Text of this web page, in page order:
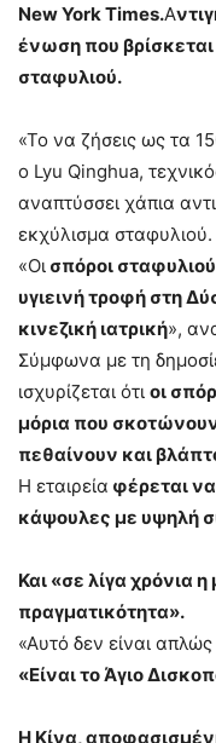
New York Times.Α
ένωση που
σταφυλιού.
«Το να ζήσεις ως τα
ο Lyu Qinghua,
αναπτύσσει χάπια
εκχύλισμα σταφυλιού.
«Οι σπόροι
υγιεινή τροφή στη
κινεζική ιατρική»,
Σύμφωνα με τη
ισχυρίζεται ότι οι
μόρια που
πεθαίνουν και
Η εταιρεία φέρεται
κάψουλες με υψηλή
Και «σε λίγα χρόνια
πραγματικότητα».
«Αυτό δεν είναι
«Είναι το Άγιο
Η Κίνα,